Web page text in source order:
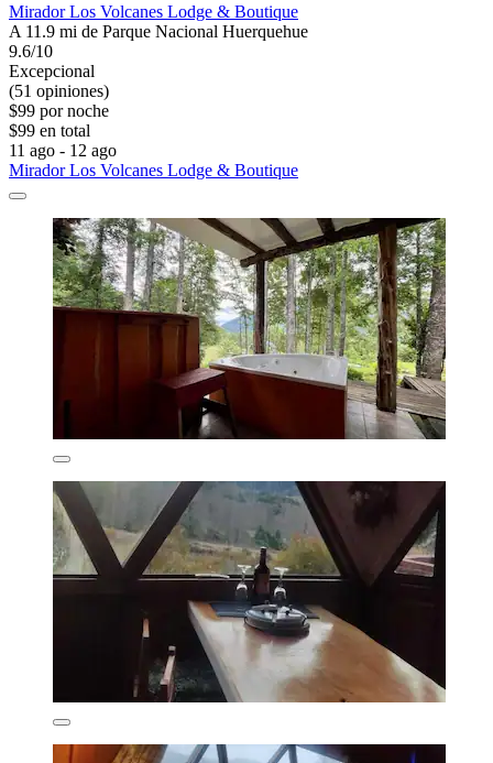
Mirador Los Volcanes Lodge & Boutique
A 11.9 mi de Parque Nacional Huerquehue
9.6/10
Excepcional
(51 opiniones)
$99 por noche
$99 en total
11 ago - 12 ago
Mirador Los Volcanes Lodge & Boutique